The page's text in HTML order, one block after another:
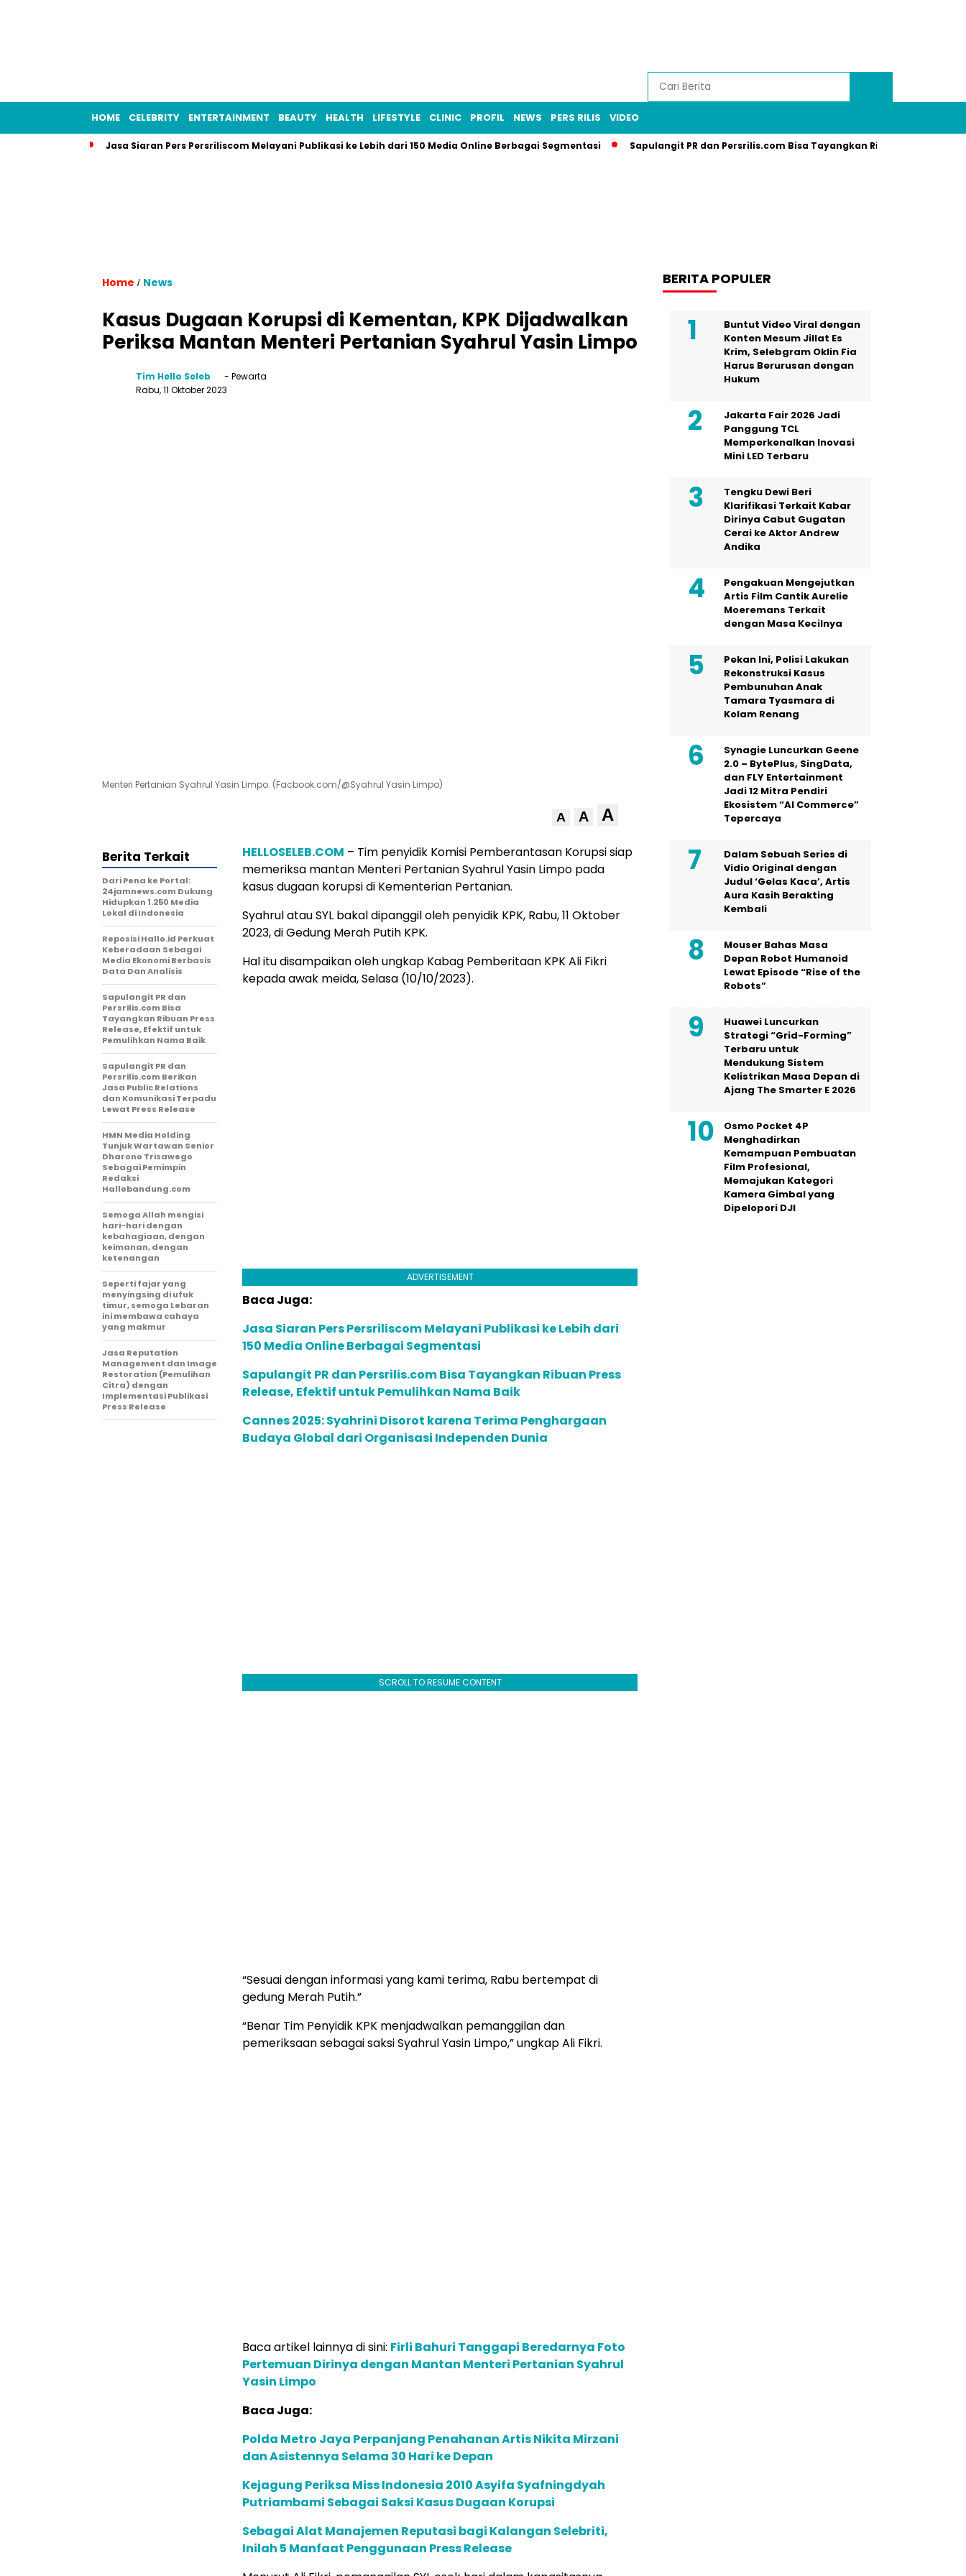
HOME CELEBRITY ENTERTAINMENT BEAUTY HEALTH LIFESTYLE CLINIC PROFIL NEWS PERS RILIS VIDEO
Jasa Siaran Pers Persriliscom Melayani Publikasi ke Lebih dari 150 Media Online Berbagai Segmentasi Sapulangit PR dan Persrilis.com Bisa Tayangkan Ribuan Press
Home / News
Kasus Dugaan Korupsi di Kementan, KPK Dijadwalkan
Periksa Mantan Menteri Pertanian Syahrul Yasin Limpo
Tim Hello Seleb
- Pewarta
Rabu, 11 Oktober 2023
Menteri Pertanian Syahrul Yasin Limpo. (Facbook.com/@Syahrul Yasin Limpo)
A A A
HELLOSELEB.COM – Tim penyidik Komisi Pemberantasan Korupsi siap
memeriksa mantan Menteri Pertanian Syahrul Yasin Limpo pada
kasus dugaan korupsi di Kementerian Pertanian.
Syahrul atau SYL bakal dipanggil oleh penyidik KPK, Rabu, 11 Oktober
2023, di Gedung Merah Putih KPK.
Hal itu disampaikan oleh ungkap Kabag Pemberitaan KPK Ali Fikri
kepada awak meida, Selasa (10/10/2023).
ADVERTISEMENT
Baca Juga:
Jasa Siaran Pers Persriliscom Melayani Publikasi ke Lebih dari
150 Media Online Berbagai Segmentasi
Sapulangit PR dan Persrilis.com Bisa Tayangkan Ribuan Press
Release, Efektif untuk Pemulihkan Nama Baik
Cannes 2025: Syahrini Disorot karena Terima Penghargaan
Budaya Global dari Organisasi Independen Dunia
SCROLL TO RESUME CONTENT
“Sesuai dengan informasi yang kami terima, Rabu bertempat di
gedung Merah Putih.”
“Benar Tim Penyidik KPK menjadwalkan pemanggilan dan
pemeriksaan sebagai saksi Syahrul Yasin Limpo,” ungkap Ali Fikri.
Baca artikel lainnya di sini: Firli Bahuri Tanggapi Beredarnya Foto
Pertemuan Dirinya dengan Mantan Menteri Pertanian Syahrul
Yasin Limpo
Baca Juga:
Polda Metro Jaya Perpanjang Penahanan Artis Nikita Mirzani
dan Asistennya Selama 30 Hari ke Depan
Kejagung Periksa Miss Indonesia 2010 Asyifa Syafningdyah
Putriambami Sebagai Saksi Kasus Dugaan Korupsi
Sebagai Alat Manajemen Reputasi bagi Kalangan Selebriti,
Inilah 5 Manfaat Penggunaan Press Release
Berita Terkait
Dari Pena ke Portal:
24jamnews.com Dukung
Hidupkan 1.250 Media
Lokal di Indonesia
Reposisi Hallo.id Perkuat
Keberadaan Sebagai
Media Ekonomi Berbasis
Data Dan Analisis
Sapulangit PR dan
Persrilis.com Bisa
Tayangkan Ribuan Press
Release, Efektif untuk
Pemulihkan Nama Baik
Sapulangit PR dan
Persrilis.com Berikan
Jasa Public Relations
dan Komunikasi Terpadu
Lewat Press Release
HMN Media Holding
Tunjuk Wartawan Senior
Dharono Trisawego
Sebagai Pemimpin
Redaksi
Hallobandung.com
Semoga Allah mengisi
hari-hari dengan
kebahagiaan, dengan
keimanan, dengan
ketenangan
Seperti fajar yang
menyingsing di ufuk
timur, semoga Lebaran
ini membawa cahaya
yang makmur
Jasa Reputation
Management dan Image
Restoration (Pemulihan
Citra) dengan
Implementasi Publikasi
Press Release
BERITA POPULER
Buntut Video Viral dengan
Konten Mesum Jillat Es
Krim, Selebgram Oklin Fia
Harus Berurusan dengan
Hukum
Jakarta Fair 2026 Jadi
Panggung TCL
Memperkenalkan Inovasi
Mini LED Terbaru
Tengku Dewi Beri
Klarifikasi Terkait Kabar
Dirinya Cabut Gugatan
Cerai ke Aktor Andrew
Andika
Pengakuan Mengejutkan
Artis Film Cantik Aurelie
Moeremans Terkait
dengan Masa Kecilnya
Pekan Ini, Polisi Lakukan
Rekonstruksi Kasus
Pembunuhan Anak
Tamara Tyasmara di
Kolam Renang
Synagie Luncurkan Geene
2.0 – BytePlus, SingData,
dan FLY Entertainment
Jadi 12 Mitra Pendiri
Ekosistem “AI Commerce”
Tepercaya
Dalam Sebuah Series di
Vidio Original dengan
Judul ‘Gelas Kaca’, Artis
Aura Kasih Berakting
Kembali
Mouser Bahas Masa
Depan Robot Humanoid
Lewat Episode “Rise of the
Robots”
Huawei Luncurkan
Strategi “Grid-Forming”
Terbaru untuk
Mendukung Sistem
Kelistrikan Masa Depan di
Ajang The Smarter E 2026
Osmo Pocket 4P
Menghadirkan
Kemampuan Pembuatan
Film Profesional,
Memajukan Kategori
Kamera Gimbal yang
Dipelopori DJI